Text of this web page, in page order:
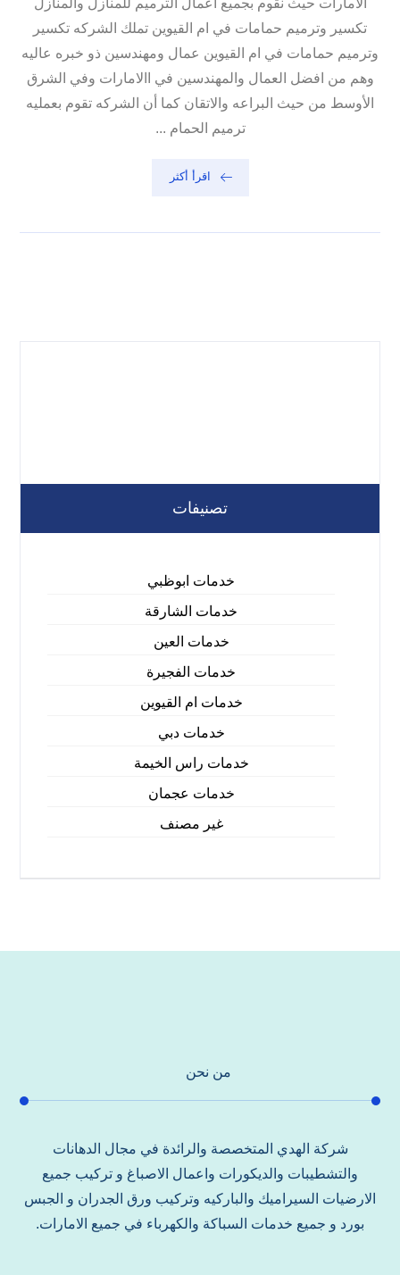
الامارات حيث نقوم بجميع اعمال الترميم للمنازل والمنازل
تكسير وترميم حمامات في ام القيوين تملك الشركه تكسير
وترميم حمامات في ام القيوين عمال ومهندسين ذو خبره عاليه
وهم من افضل العمال والمهندسين في االامارات وفي الشرق
الأوسط من حيث البراعه والاتقان كما أن الشركه تقوم بعمليه
ترميم الحمام ...
اقرأ أكثر
تصنيفات
خدمات ابوظبي
خدمات الشارقة
خدمات العين
خدمات الفجيرة
خدمات ام القيوين
خدمات دبي
خدمات راس الخيمة
خدمات عجمان
غير مصنف
من نحن
شركة الهدي المتخصصة والرائدة في مجال الدهانات
والتشطيبات والديكورات واعمال الاصباغ و تركيب جميع
الارضيات السيراميك والباركيه وتركيب ورق الجدران و الجبس
بورد و جميع خدمات السباكة والكهرباء في جميع الامارات.